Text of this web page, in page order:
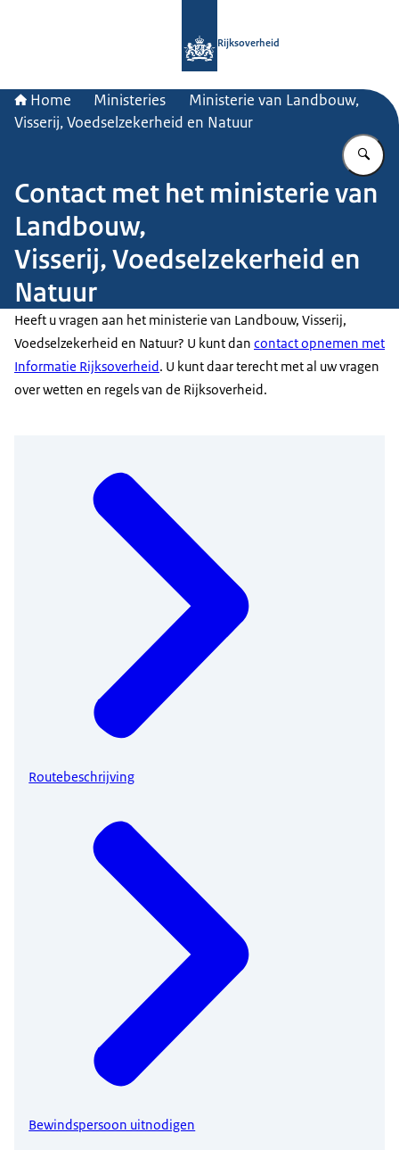
Rijksoverheid
Home Ministeries
Ministerie van Landbouw,
Visserij, Voedselzekerheid en Natuur
Contact met het ministerie van
Landbouw,
Visserij, Voedselzekerheid en
Natuur
Heeft u vragen aan het ministerie van Landbouw, Visserij,
Voedselzekerheid en Natuur? U kunt dan contact opnemen met
Informatie Rijksoverheid. U kunt daar terecht met al uw vragen
over wetten en regels van de Rijksoverheid.
Routebeschrijving
Bewindspersoon uitnodigen